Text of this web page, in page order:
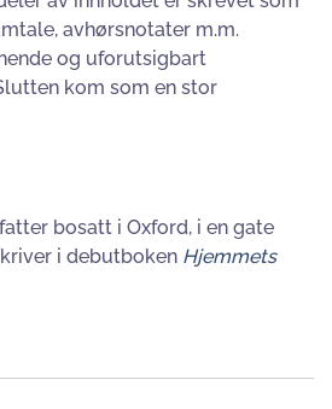
avhørsnotater m.m.
og uforutsigbart
kom som en stor
bosatt i Oxford, i en gate
i debutboken Hjemmets